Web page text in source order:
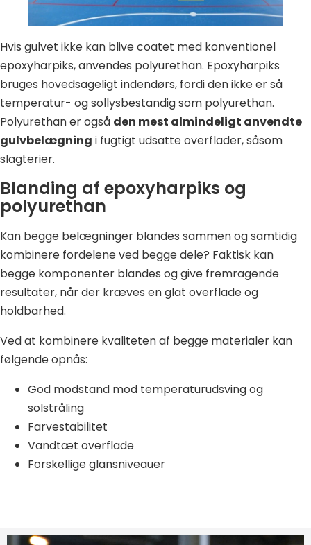
Hvis gulvet ikke kan blive coatet med konventionel
epoxyharpiks, anvendes polyurethan. Epoxyharpiks
bruges hovedsageligt indendørs, fordi den ikke er så
temperatur- og sollysbestandig som polyurethan.
Polyurethan er også den mest almindeligt anvendte
gulvbelægning i fugtigt udsatte overflader, såsom
slagterier.
Blanding af epoxyharpiks og
polyurethan
Kan begge belægninger blandes sammen og samtidig
kombinere fordelene ved begge dele? Faktisk kan
begge komponenter blandes og give fremragende
resultater, når der kræves en glat overflade og
holdbarhed.
Ved at kombinere kvaliteten af begge materialer kan
følgende opnås:
God modstand mod temperaturudsving og
solstråling
Farvestabilitet
Vandtæt overflade
Forskellige glansniveauer